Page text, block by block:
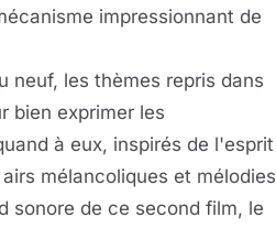
impressionnant de
neuf, les thèmes repris dans
bien exprimer les
à eux, inspirés de l'esprit
mélancoliques et mélodies
sonore de ce second film, le